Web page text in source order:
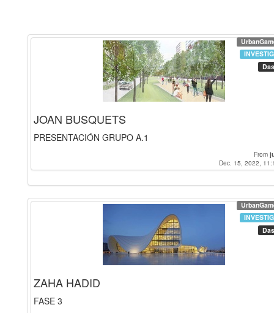
JOAN BUSQUETS
PRESENTACIÓN GRUPO A.1
From
Dec. 15, 2022,
ZAHA HADID
FASE 3